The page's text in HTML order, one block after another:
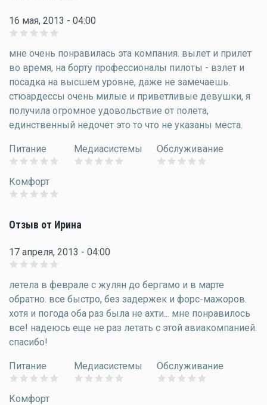
16 мая, 2013 - 04:00
мне очень понравилась эта компания. вылет и прилет
во время, на борту профессионалы пилоты - взлет и
посадка на высшем уровне, даже не замечаешь.
стюардессы очень милые и приветливые девушки, я
получила огромное удовольствие от полета,
единственный недочет это то что не указаны места.
Питание Медиасистемы Обслуживание
Комфорт
Отзыв от Ирина
17 апреля, 2013 - 04:00
летела в феврале с жулян до бергамо и в марте
обратно. все быстро, без задержек и форс-мажоров.
хотя и погода оба раз была не ахти... мне понравилось
все! надеюсь еще не раз летать с этой авиакомпанией.
спасибо!
Питание Медиасистемы Обслуживание
Комфорт